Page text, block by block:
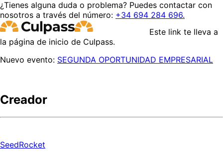
¿Tienes alguna duda o problema? Puedes contactar con
nosotros a través del número: +34 694 284 696.
Este link te lleva a
la página de inicio de Culpass.
Nuevo evento: SEGUNDA OPORTUNIDAD EMPRESARIAL
Creador
SeedRocket